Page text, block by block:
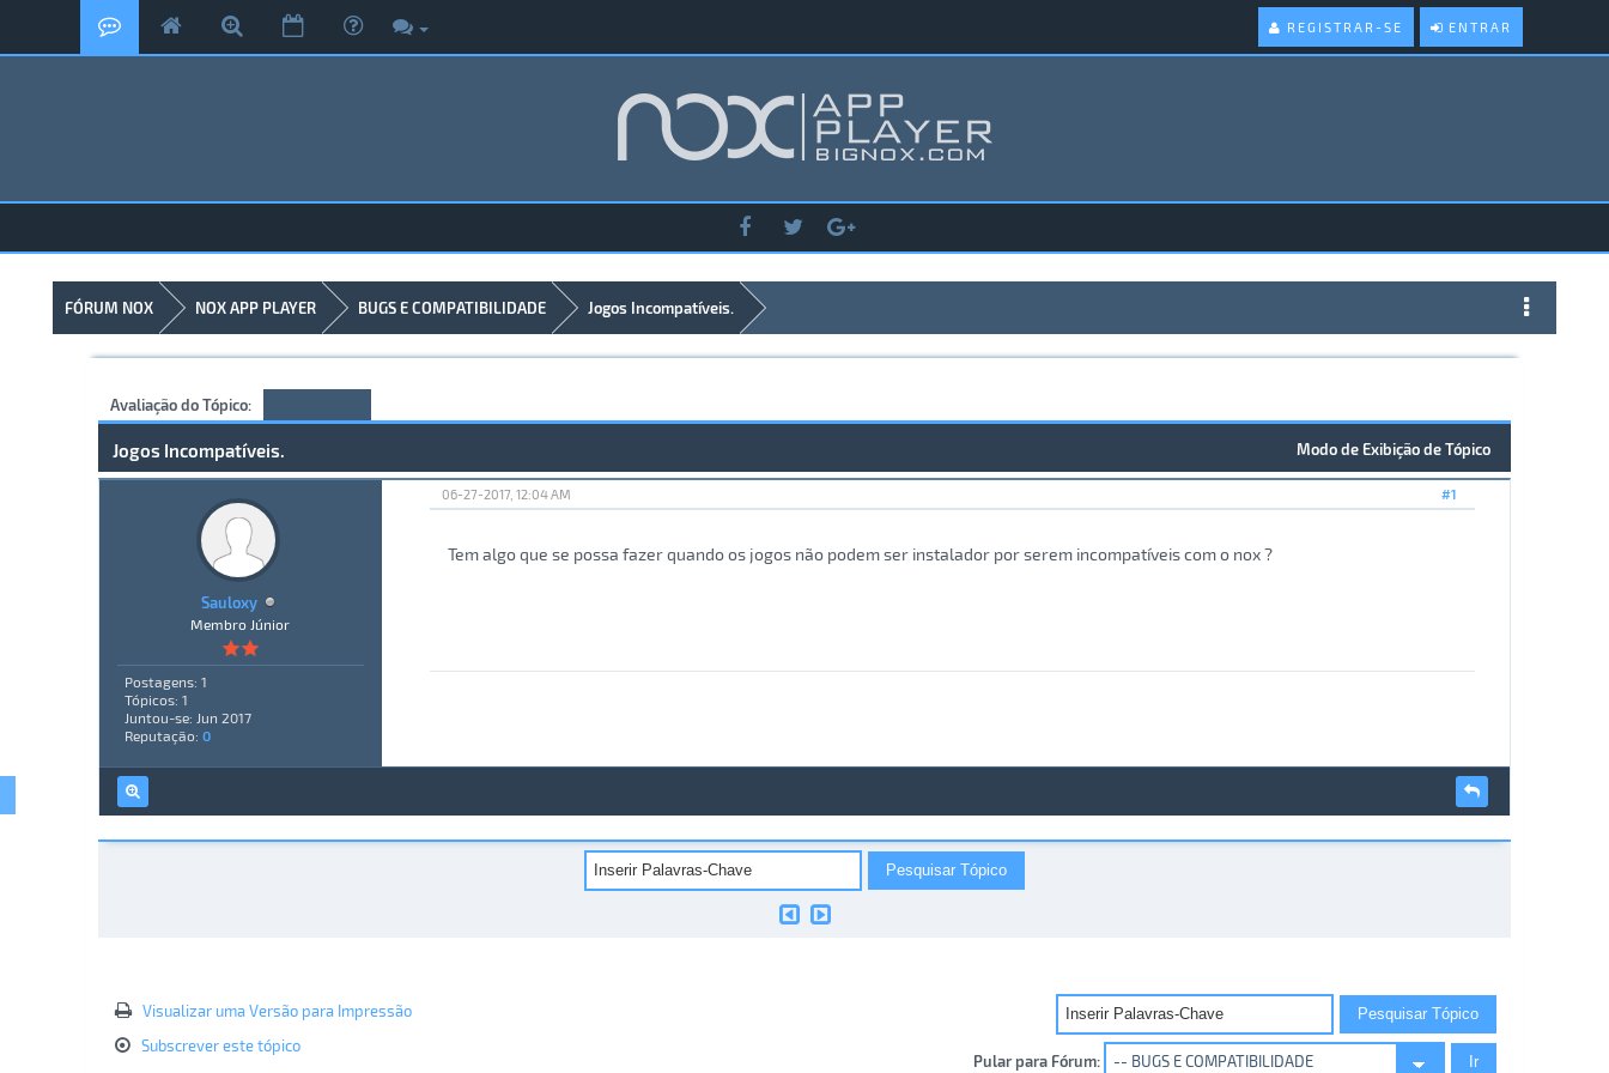
ENTRAR
REGISTRAR-SE
FÓRUM NOX NOX APP PLAYER BUGS E COMPATIBILIDADE Jogos Incompatíveis.
Avaliação do Tópico:
Modo de Exibição de Tópico
Jogos Incompatíveis.
Sauloxy
Membro Júnior
Postagens: 1
Tópicos: 1
Juntou-se: Jun 2017
Reputação: 0
#1
06-27-2017, 12:04 AM
Tem algo que se possa fazer quando os jogos não podem ser instalador por serem incompatíveis com o nox ?
Visualizar uma Versão para Impressão
Subscrever este tópico
Pular para Fórum: